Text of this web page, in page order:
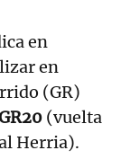
en
en
(GR)
(vuelta
Herria).